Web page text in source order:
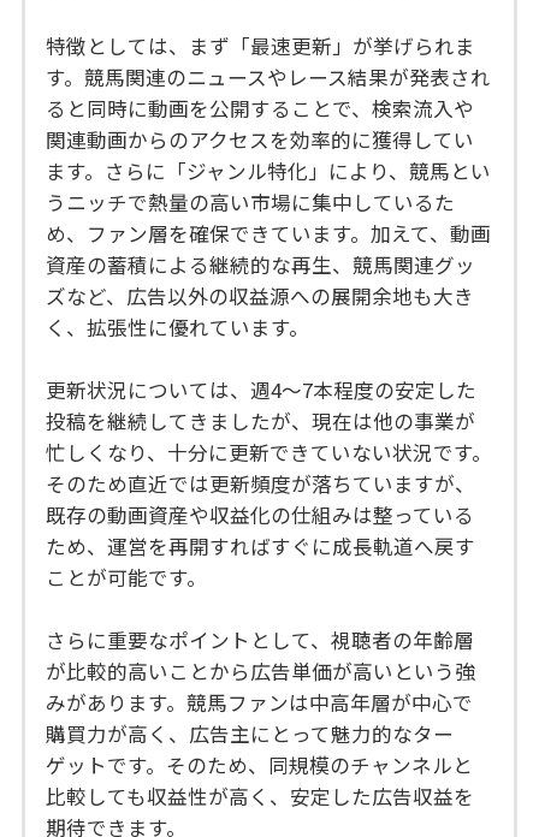
特徴としては、まず「最速更新」が挙げられま
す。競馬関連のニュースやレース結果が発表され
ると同時に動画を公開することで、検索流入や
関連動画からのアクセスを効率的に獲得してい
ます。さらに「ジャンル特化」により、競馬とい
うニッチで熱量の高い市場に集中しているた
め、ファン層を確保できています。加えて、動画
資産の蓄積による継続的な再生、競馬関連グッ
ズなど、広告以外の収益源への展開余地も大き
く、拡張性に優れています。
更新状況については、週4〜7本程度の安定した
投稿を継続してきましたが、現在は他の事業が
忙しくなり、十分に更新できていない状況です。
そのため直近では更新頻度が落ちていますが、
既存の動画資産や収益化の仕組みは整っている
ため、運営を再開すればすぐに成長軌道へ戻す
ことが可能です。
さらに重要なポイントとして、視聴者の年齢層
が比較的高いことから広告単価が高いという強
みがあります。競馬ファンは中高年層が中心で
購買力が高く、広告主にとって魅力的なター
ゲットです。そのため、同規模のチャンネルと
比較しても収益性が高く、安定した広告収益を
期待できます。